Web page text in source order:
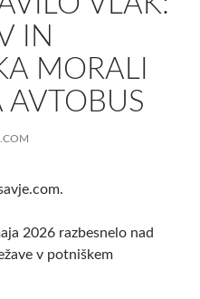
IN
MORALI
AVTOBUS
2026 razbesnelo nad
v potniškem